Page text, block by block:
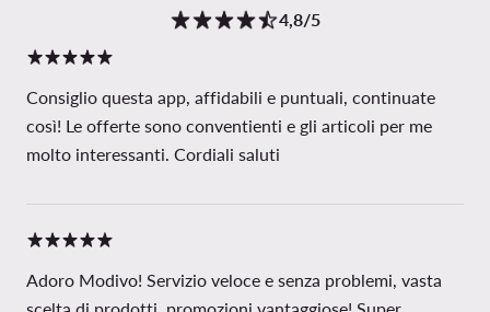
4,8/5
Consiglio questa app, affidabili e puntuali, continuate
così! Le offerte sono conventienti e gli articoli per me
molto interessanti. Cordiali saluti
Adoro Modivo! Servizio veloce e senza problemi, vasta